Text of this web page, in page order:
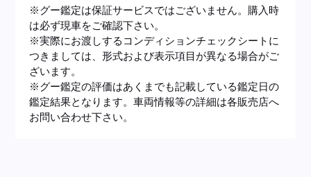
※グー鑑定は保証サービスではございません。購入時
は必ず現車をご確認下さい。
※実際にお渡しするコンディションチェックシートに
つきましては、形式および表示項目が異なる場合がご
ざいます。
※グー鑑定の評価はあくまでも記載している鑑定日の
鑑定結果となります。車両情報等の詳細は各販売店へ
お問い合わせ下さい。